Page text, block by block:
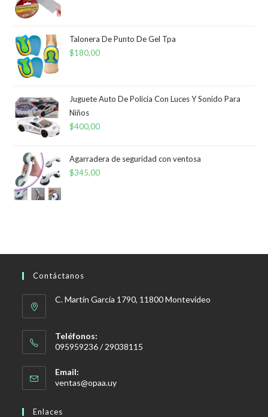
Talonera De Punto De Gel Tpa
$180,00
Juguete Auto De Policia Con Luces Y Sonido Para
Niños
$400,00
Agarradera de seguridad con ventosa
$345,00
Contáctanos
C. Martín García 1790, 11800 Montevideo
Teléfonos:
095959236 / 29038115
Email:
ventas@opaa.uySe
Enlaces